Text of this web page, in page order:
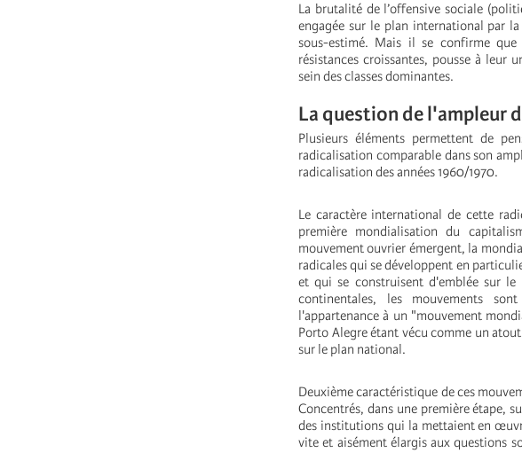
La brutalité de l’offensive sociale
engagée sur le plan international par
sous-estimé. Mais il se confirme
résistances croissantes, pousse à leur
sein des classes dominantes.
La question de l'ampleur
Plusieurs éléments permettent de
radicalisation comparable dans son
radicalisation des années 1960/1970.
Le caractère international de cette
première mondialisation du
mouvement ouvrier émergent, la
radicales qui se développent en
et qui se construisent d'emblée sur
continentales, les mouvements
l'appartenance à un "mouvement
Porto Alegre étant vécu comme un
sur le plan national.
Deuxième caractéristique de ces
Concentrés, dans une première étape,
des institutions qui la mettaient en
vite et aisément élargis aux questions